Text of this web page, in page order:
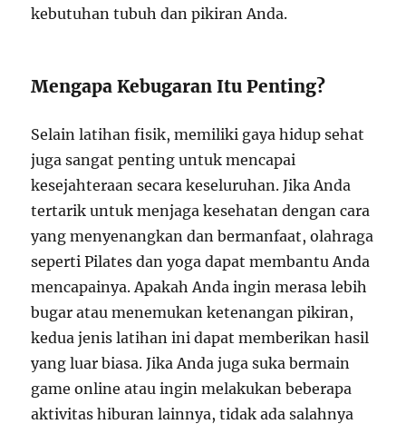
kebutuhan tubuh dan pikiran Anda.
Mengapa Kebugaran Itu Penting?
Selain latihan fisik, memiliki gaya hidup sehat
juga sangat penting untuk mencapai
kesejahteraan secara keseluruhan. Jika Anda
tertarik untuk menjaga kesehatan dengan cara
yang menyenangkan dan bermanfaat, olahraga
seperti Pilates dan yoga dapat membantu Anda
mencapainya. Apakah Anda ingin merasa lebih
bugar atau menemukan ketenangan pikiran,
kedua jenis latihan ini dapat memberikan hasil
yang luar biasa. Jika Anda juga suka bermain
game online atau ingin melakukan beberapa
aktivitas hiburan lainnya, tidak ada salahnya